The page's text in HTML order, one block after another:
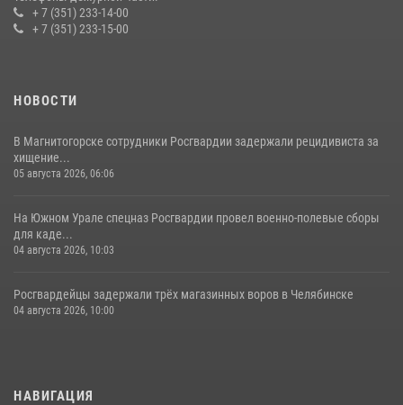
+ 7 (351) 233-14-00
+ 7 (351) 233-15-00
НОВОСТИ
В Магнитогорске сотрудники Росгвардии задержали рецидивиста за
хищение...
05 августа 2026, 06:06
На Южном Урале спецназ Росгвардии провел военно-полевые сборы
для каде...
04 августа 2026, 10:03
Росгвардейцы задержали трёх магазинных воров в Челябинске
04 августа 2026, 10:00
НАВИГАЦИЯ